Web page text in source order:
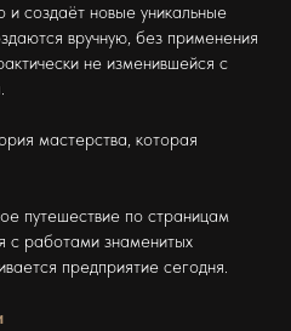
создаёт новые уникальные
вручную, без применения
не изменившейся с
мастерства, которая
путешествие по страницам
с работами знаменитых
предприятие сегодня.